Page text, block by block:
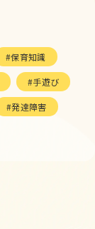
保育知識
手遊び
発達障害